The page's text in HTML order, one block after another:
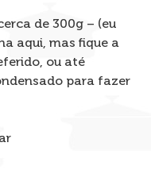
de 300g – (eu
aqui, mas fique a
ou até
para fazer